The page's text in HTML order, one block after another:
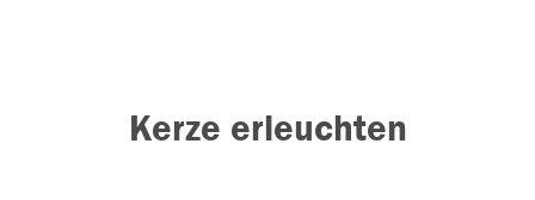
Kerze erleuchten